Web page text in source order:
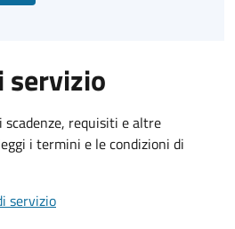
servizio
scadenze, requisiti e altre
i termini e le condizioni di
servizio